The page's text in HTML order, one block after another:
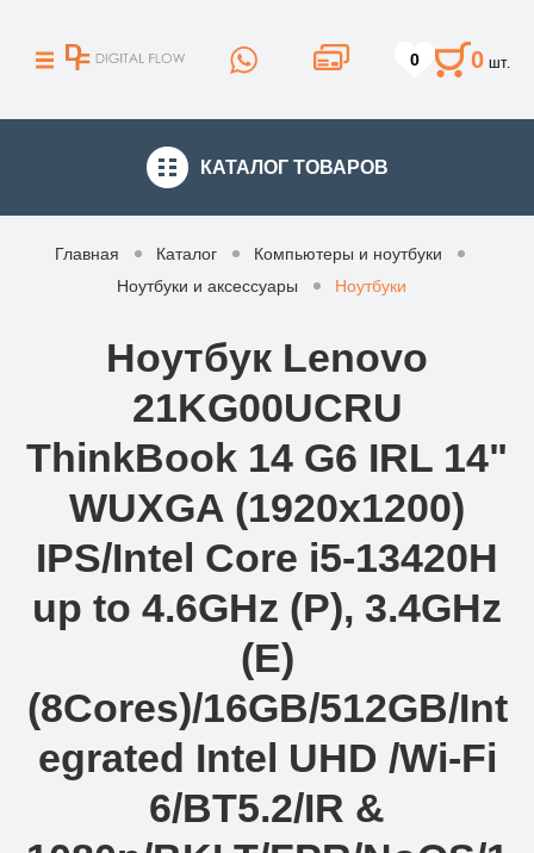
0 0 шт.
КАТАЛОГ ТОВАРОВ
Главная Каталог
Компьютеры и ноутбуки
Ноутбуки и аксессуары
Ноутбуки
Ноутбук Lenovo
21KG00UCRU
ThinkBook 14 G6 IRL 14"
WUXGA (1920x1200)
IPS/Intel Core i5-13420H
up to 4.6GHz (P), 3.4GHz
(E)
(8Cores)/16GB/512GB/Int
egrated Intel UHD /Wi-Fi
6/BT5.2/IR &